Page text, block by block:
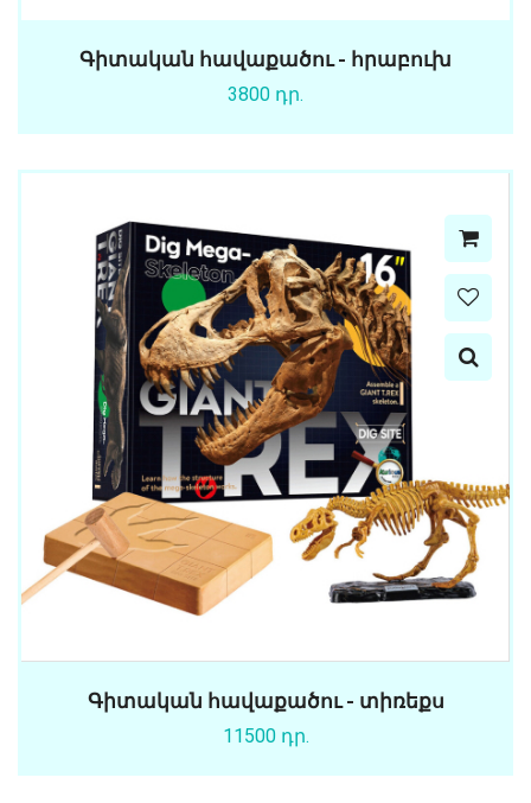
Գիտական հավաքածու - հրաբուխ
3800 դր.
Գիտական հավաքածու - տիռեքս
11500 դր.